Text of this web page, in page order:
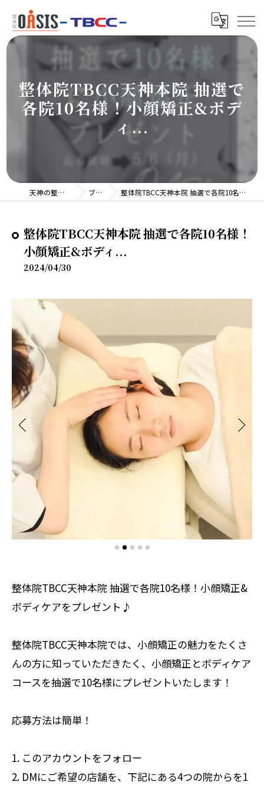
整体院TBCC天神本院 抽選で
各院10名様！小顔矯正&ボデ
ィ...
天神の整体院TBCC ブログ 整体院TBCC天神本院 抽選で各院10名様！小顔矯正&ボディ...
整体院TBCC天神本院 抽選で各院10名様！
小顔矯正&ボディ...
2024/04/30
整体院TBCC天神本院 抽選で各院10名様！小顔矯正&
ボディケアをプレゼント♪
整体院TBCC天神本院では、小顔矯正の魅力をたくさ
んの方に知っていただきたく、小顔矯正とボディケア
コースを抽選で10名様にプレゼントいたします！
応募方法は簡単！
1. このアカウントをフォロー
2. DMにご希望の店舗を、下記にある4つの院からを1